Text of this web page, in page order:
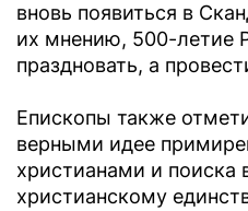
вновь появиться в
их мнению, 500-летие
праздновать, а
Епископы также
верными идее
христианами и поиска
христианскому